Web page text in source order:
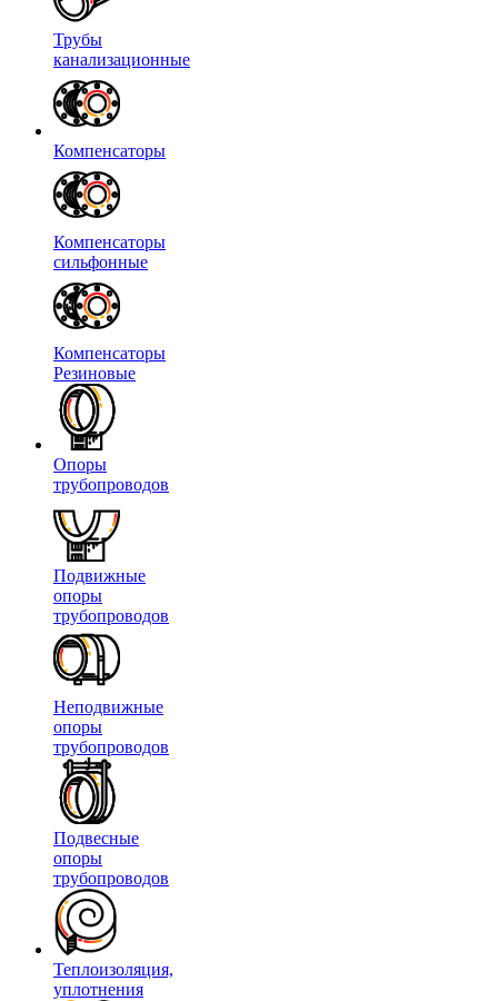
Трубы
канализационные
Компенсаторы
Компенсаторы
сильфонные
Компенсаторы
Резиновые
Опоры
трубопроводов
Подвижные
опоры
трубопроводов
Неподвижные
опоры
трубопроводов
Подвесные
опоры
трубопроводов
Теплоизоляция,
уплотнения